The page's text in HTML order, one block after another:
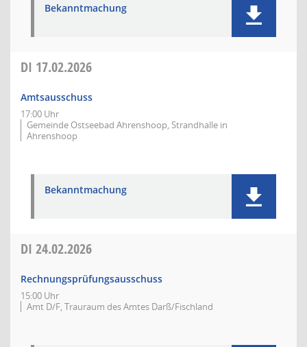
Bekanntmachung
DI 17.02.2026
Amtsausschuss
17:00 Uhr
Gemeinde Ostseebad Ahrenshoop, Strandhalle in
Ahrenshoop
Bekanntmachung
DI 24.02.2026
Rechnungsprüfungsausschuss
15:00 Uhr
Amt D/F, Trauraum des Amtes Darß/Fischland